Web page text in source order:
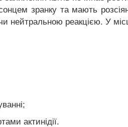
зранку та мають
нейтральною реакцією. У
актинідії.